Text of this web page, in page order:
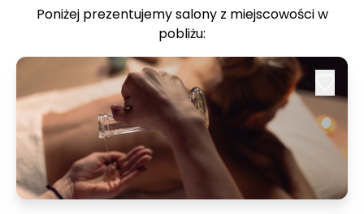
Poniżej prezentujemy salony z miejscowości w
pobliżu: